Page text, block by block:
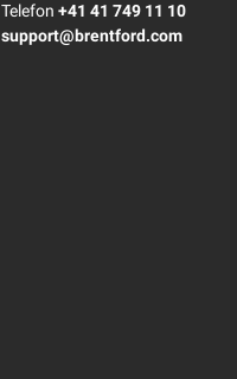
Telefon +41 41 749 11 10
support@brentford.com